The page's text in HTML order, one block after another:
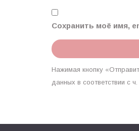
Сохранить моё имя,
Нажимая кнопку
данных в соответствии с